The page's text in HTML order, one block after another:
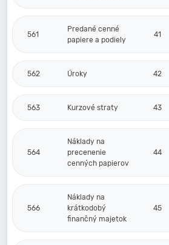
561
Predané cenné
papiere a podiely
41
562 Úroky 42
563 Kurzové straty 43
564
Náklady na
precenenie
cenných papierov
44
566
Náklady na
krátkodobý
finančný majetok
45